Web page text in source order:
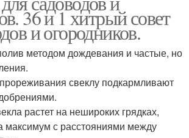
36 и 1 хитрый совет
и огородников.
методом дождевания и частые, но
свеклу подкармливают
растет на нешироких грядках,
максимум с расстояниями между